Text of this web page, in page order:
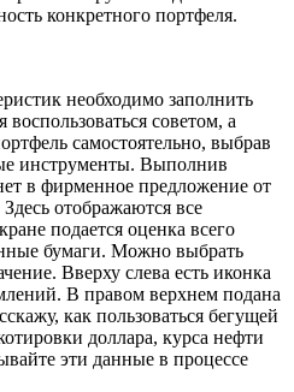
конкретного портфеля.
необходимо заполнить
советом, а
самостоятельно, выбрав
инструменты. Выполнив
в фирменное предложение от
отображаются все
подается оценка всего
бумаги. Можно выбрать
Вверху слева есть иконка
В правом верхнем подана
как пользоваться бегущей
доллара, курса нефти
эти данные в процессе